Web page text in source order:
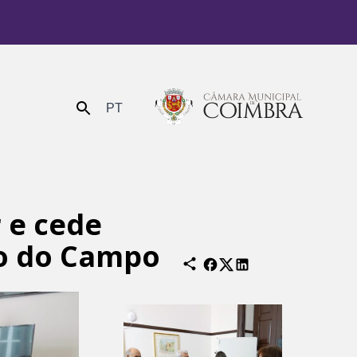
Enviar PT
cede
do Campo